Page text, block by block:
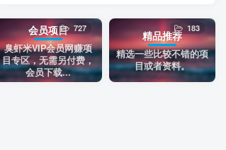
会员项目
臭虾米VIP会员网赚项
目专区，无需另付费，
会员下载...
727
精品推荐
精选一些比较不错的项
目或者资料。
183